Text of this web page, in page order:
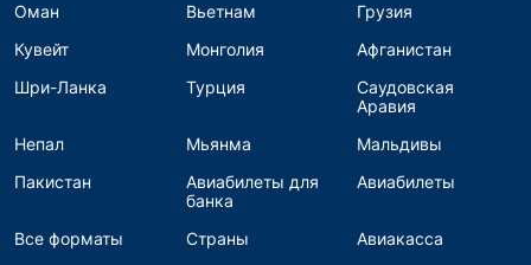
Оман Вьетнам
Грузия
Кувейт
Монголия
Афганистан
Шри-Ланка
Турция
Саудовская
Аравия
Непал
Мьянма
Мальдивы
Пакистан
Авиабилеты для
банка
Авиабилеты
Все форматы Страны
Авиакасса